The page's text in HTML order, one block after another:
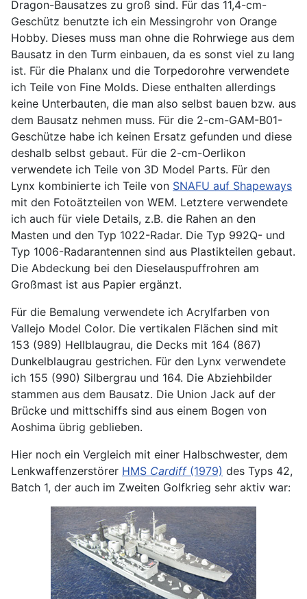
Dragon-Bausatzes zu groß sind. Für das 11,4-cm-
Geschütz benutzte ich ein Messingrohr von Orange
Hobby. Dieses muss man ohne die Rohrwiege aus dem
Bausatz in den Turm einbauen, da es sonst viel zu lang
ist. Für die Phalanx und die Torpedorohre verwendete
ich Teile von Fine Molds. Diese enthalten allerdings
keine Unterbauten, die man also selbst bauen bzw. aus
dem Bausatz nehmen muss. Für die 2-cm-GAM-B01-
Geschütze habe ich keinen Ersatz gefunden und diese
deshalb selbst gebaut. Für die 2-cm-Oerlikon
verwendete ich Teile von 3D Model Parts. Für den
Lynx kombinierte ich Teile von SNAFU auf Shapeways
mit den Fotoätzteilen von WEM. Letztere verwendete
ich auch für viele Details, z.B. die Rahen an den
Masten und den Typ 1022-Radar. Die Typ 992Q- und
Typ 1006-Radarantennen sind aus Plastikteilen gebaut.
Die Abdeckung bei den Dieselauspuffrohren am
Großmast ist aus Papier ergänzt.
Für die Bemalung verwendete ich Acrylfarben von
Vallejo Model Color. Die vertikalen Flächen sind mit
153 (989) Hellblaugrau, die Decks mit 164 (867)
Dunkelblaugrau gestrichen. Für den Lynx verwendete
ich 155 (990) Silbergrau und 164. Die Abziehbilder
stammen aus dem Bausatz. Die Union Jack auf der
Brücke und mittschiffs sind aus einem Bogen von
Aoshima übrig geblieben.
Hier noch ein Vergleich mit einer Halbschwester, dem
Lenkwaffenzerstörer HMS Cardiff(1979) des Typs 42,
Batch 1, der auch im Zweiten Golfkrieg sehr aktiv war: